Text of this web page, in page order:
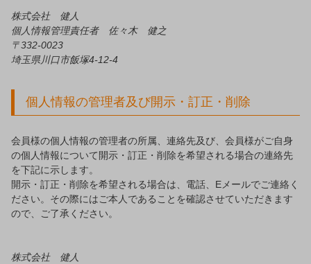
株式会社 健人
個人情報管理責任者 佐々木 健之
332-0023
埼玉県川口市飯塚4-12-4
個人情報の管理者及び開示・訂正・削除
会員様の個人情報の管理者の所属、連絡先及び、会員様がご自身
の個人情報について開示・訂正・削除を希望される場合の連絡先
を下記に示します。
開示・訂正・削除を希望される場合は、電話、Eメールでご連絡く
ださい。その際にはご本人であることを確認させていただきます
ので、ご了承ください。
株式会社 健人